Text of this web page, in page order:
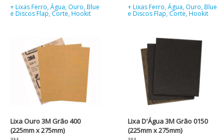
+ Lixas Ferro, Água, Ouro, Blue
e Discos Flap, Corte, Hookit
+ Lixas Ferro, Água, Ouro, Blue
e Discos Flap, Corte, Hookit
Lixa Ouro 3M Grão 400
(225mm x 275mm)
Lixa D'Água 3M Grão 0150
(225mm x 275mm)